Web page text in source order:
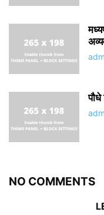
पौधे
NO COMMENTS